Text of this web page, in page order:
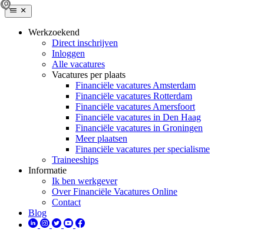
Werkzoekend
Direct inschrijven
Inloggen
Alle vacatures
Vacatures per plaats
Financiële vacatures Amsterdam
Financiële vacatures Rotterdam
Financiële vacatures Amersfoort
Financiële vacatures in Den Haag
Financiële vacatures in Groningen
Meer plaatsen
Financiële vacatures per specialisme
Traineeships
Informatie
Ik ben werkgever
Over Financiële Vacatures Online
Contact
Blog